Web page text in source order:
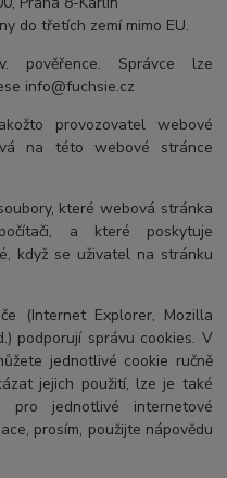
do třetích zemí mimo EU.
pověřence. Správce lze
info@fuchsie.cz
provozovatel webové
na této webové stránce
které webová stránka
a které poskytuje
když se uživatel na stránku
(Internet Explorer, Mozilla
podporují správu cookies. V
jednotlivé cookie ručně
jejich použití, lze je také
jednotlivé internetové
prosím, použijte nápovědu